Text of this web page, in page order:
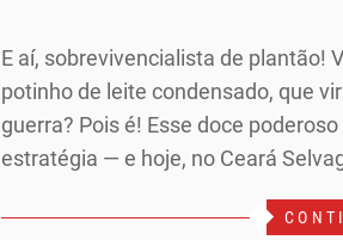
E aí, sobrevivencialista de plantão!
potinho de leite condensado, que
guerra? Pois é! Esse doce
estratégia — e hoje, no Ceará